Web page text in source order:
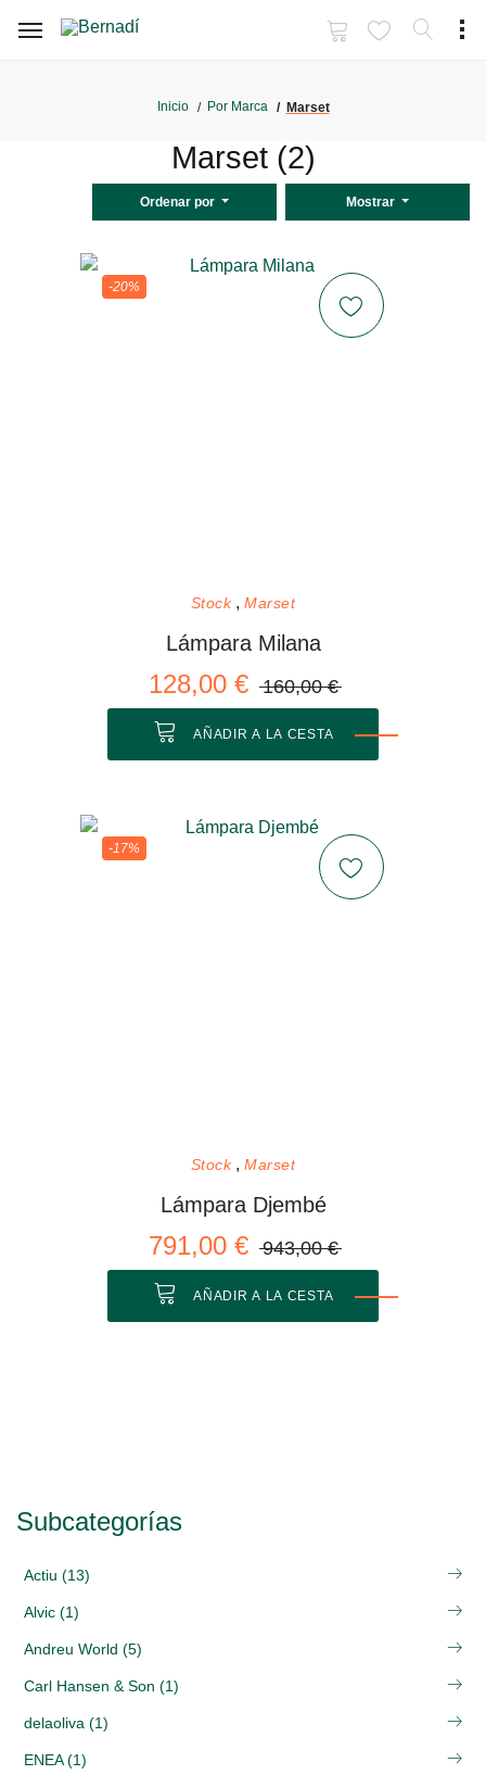
Inicio Por Marca Marset
Marset (2)
Ordenar por Mostrar
-20%
Stock Marset
Lámpara Milana
128,00 € 160,00 €
AÑADIR A LA CESTA
-17%
Stock Marset
Lámpara Djembé
791,00 € 943,00 €
AÑADIR A LA CESTA
Subcategorías
Actiu (13)
Alvic (1)
Andreu World (5)
Carl Hansen & Son (1)
delaoliva (1)
ENEA (1)